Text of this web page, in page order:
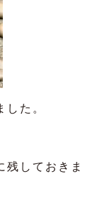
た。
残しておきま